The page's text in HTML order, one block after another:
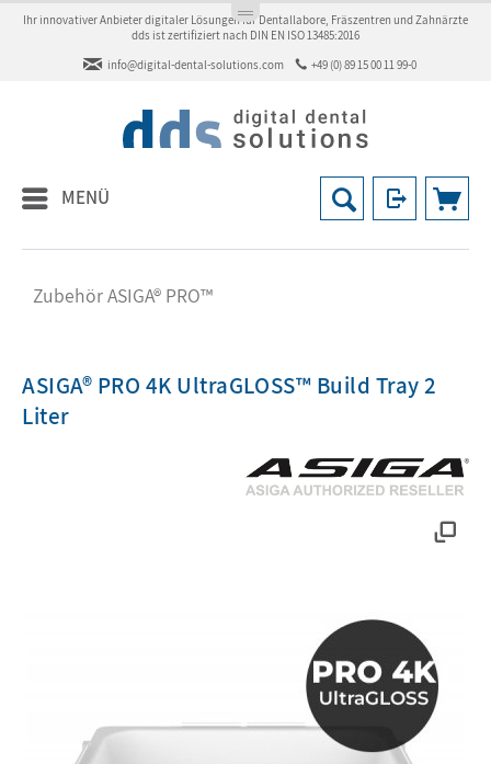
Ihr innovativer Anbieter digitaler Lösungen für Dentallabore, Fräszentren und Zahnärzte
dds ist zertifiziert nach DIN EN ISO 13485:2016
info@digital-dental-solutions.com
+49 (0) 89 15 00 11 99-0
MENÜ
Zubehör ASIGA® PRO™
ASIGA® PRO 4K UltraGLOSS™ Build Tray 2
Liter